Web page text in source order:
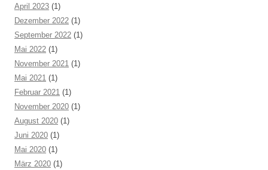
April 2023 (1)
Dezember 2022 (1)
September 2022 (1)
Mai 2022 (1)
November 2021 (1)
Mai 2021 (1)
Februar 2021 (1)
November 2020 (1)
August 2020 (1)
Juni 2020 (1)
Mai 2020 (1)
März 2020 (1)